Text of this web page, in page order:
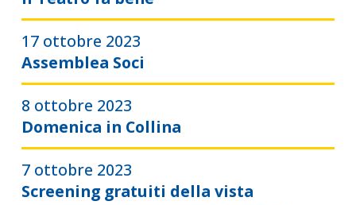
17 ottobre 2023
Assemblea Soci
8 ottobre 2023
Domenica in Collina
7 ottobre 2023
Screening gratuiti della vista